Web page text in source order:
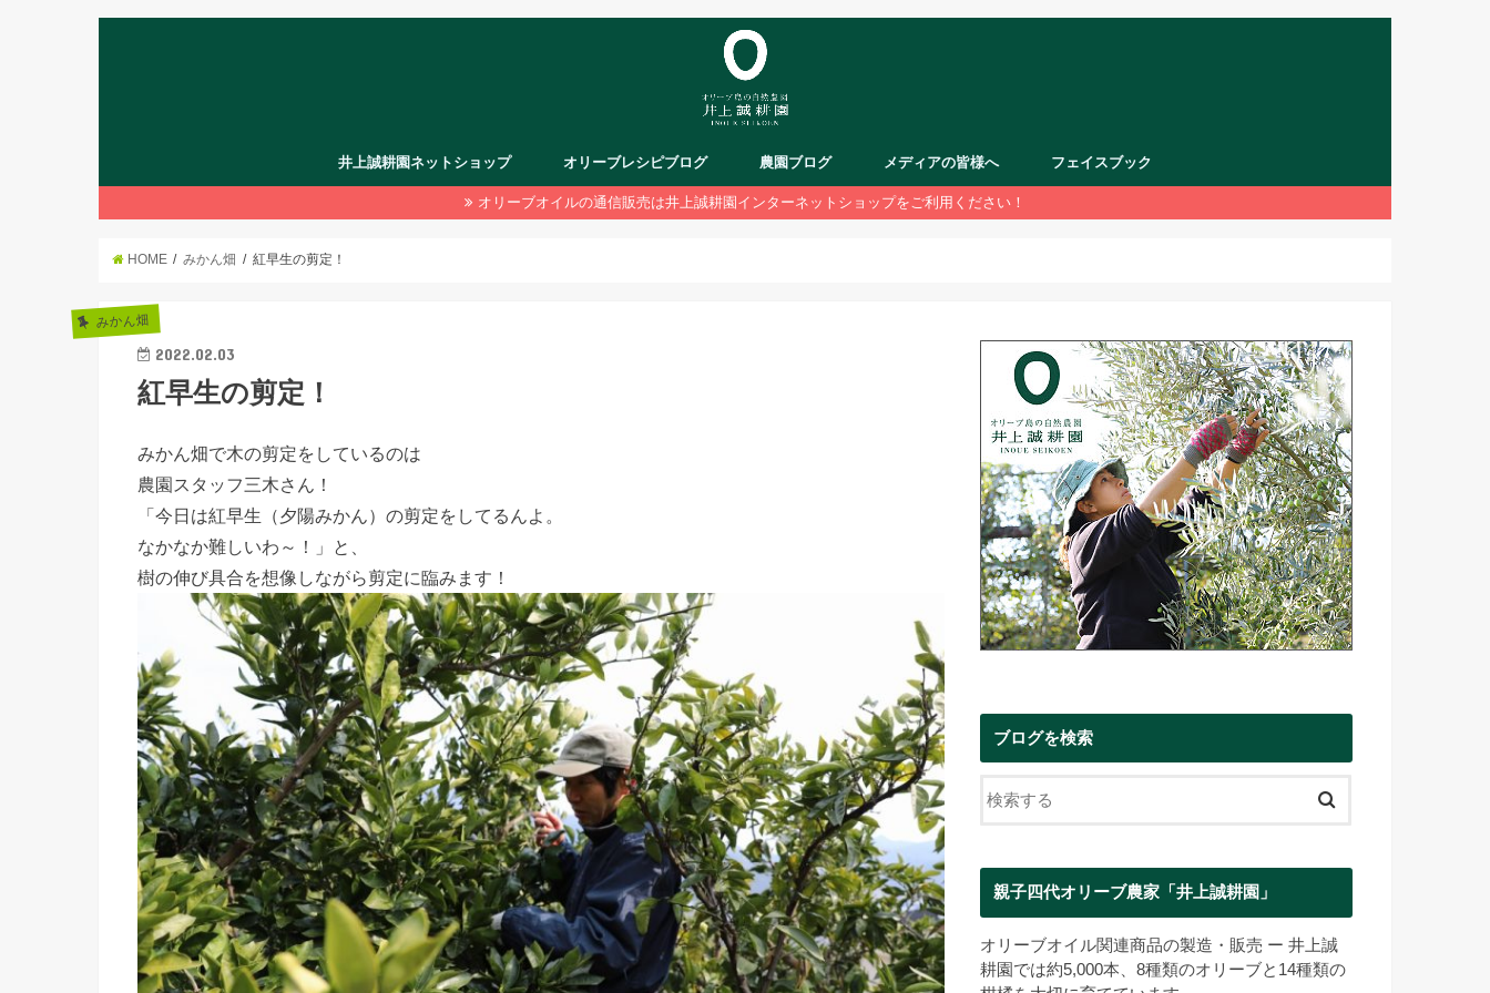
井上誠耕園ネットショップ オリーブレシピブログ 農園ブログ メディアの皆様へ フェイスブック
オリーブオイルの通信販売は井上誠耕園インターネットショップをご利用ください！
HOME みかん畑 紅早生の剪定！
みかん畑
2022.02.03
紅早生の剪定！
みかん畑で木の剪定をしているのは
農園スタッフ三木さん！
「今日は紅早生（夕陽みかん）の剪定をしてるんよ。
なかなか難しいわ～！」と、
樹の伸び具合を想像しながら剪定に臨みます！
ブログを検索
親子四代オリーブ農家「井上誠耕園」
オリーブオイル関連商品の製造・販売 ー 井上誠
耕園では約5,000本、8種類のオリーブと14種類の